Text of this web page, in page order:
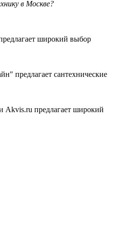
широкий выбор
предлагает сантехнические
Akvis.ru предлагает широкий